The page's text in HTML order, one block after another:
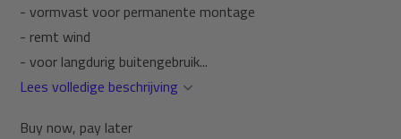
- vormvast voor permanente montage
- remt wind
- voor langdurig buitengebruik...
Lees volledige beschrijving
Buy now, pay later